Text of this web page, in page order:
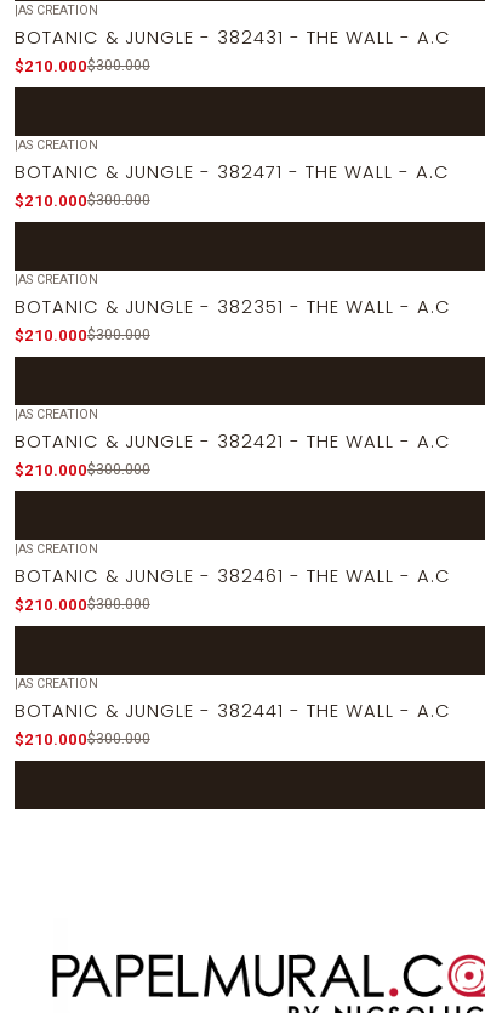
|AS CREATION
BOTANIC & JUNGLE - 382431 - THE WALL - A.C
$210.000$300.000
|AS CREATION
BOTANIC & JUNGLE - 382471 - THE WALL - A.C
$210.000$300.000
|AS CREATION
BOTANIC & JUNGLE - 382351 - THE WALL - A.C
$210.000$300.000
|AS CREATION
BOTANIC & JUNGLE - 382421 - THE WALL - A.C
$210.000$300.000
|AS CREATION
BOTANIC & JUNGLE - 382461 - THE WALL - A.C
$210.000$300.000
|AS CREATION
BOTANIC & JUNGLE - 382441 - THE WALL - A.C
$210.000$300.000